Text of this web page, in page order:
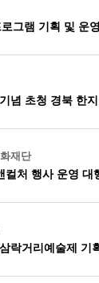
그램 기획 및 운
념 초청 경북 한
재단
컬처 행사 운영 대
락거리예술제 기